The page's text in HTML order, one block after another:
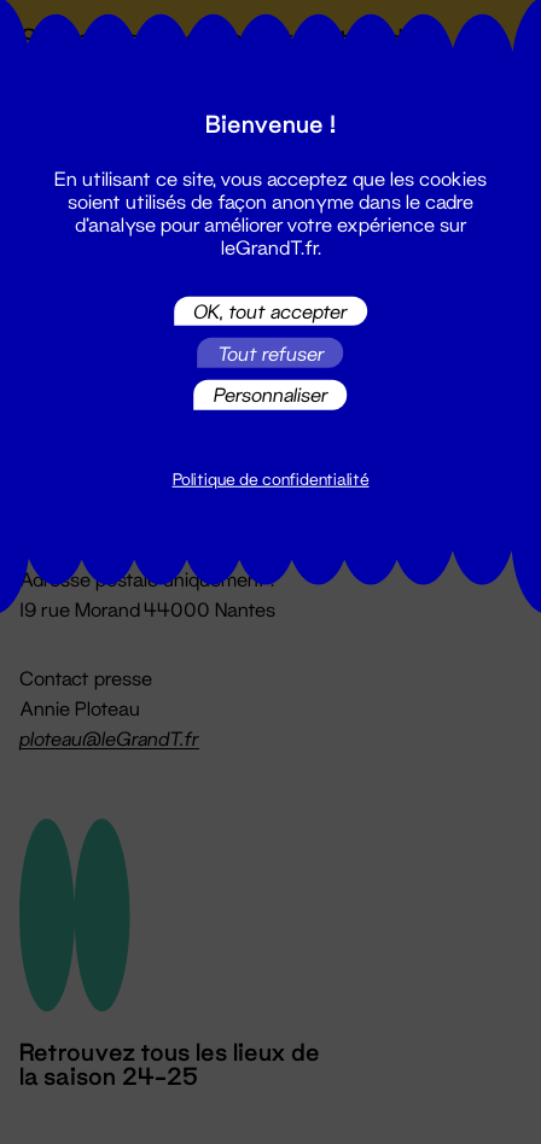
Suivez toutes les actualités du
Du lundi au vendredi 14h → 18h
Adresse postale uniquement :
19 rue Morand 44000 Nantes
Contact presse
Annie Ploteau
ploteau@leGrandT.fr
Retrouvez tous les lieux de
la saison 24-25
Bienvenue !
En utilisant ce site, vous acceptez que les cookies
soient utilisés de façon anonyme dans le cadre
d'analyse pour améliorer votre expérience sur
leGrandT.fr.
OK, tout accepter
Tout refuser
Personnaliser
Politique de confidentialité